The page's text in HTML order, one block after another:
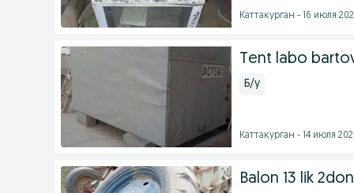
Каттакурган - 16 июля
Tent labo
Б/у
Каттакурган - 14 июля
Balon 13 lik